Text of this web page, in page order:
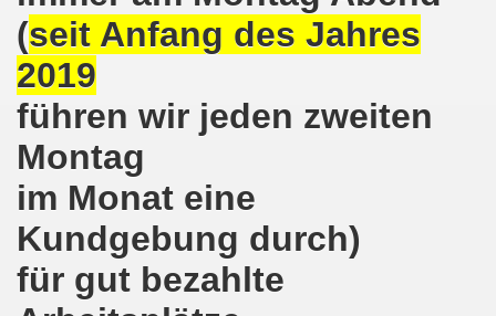
(seit Anfang des Jahres
2019
führen wir jeden zweiten
Montag
im Monat eine
Kundgebung durch)
für gut bezahlte
den 08.11.2021 Tag des Widerstands für die
Armut und auch gegen Arbeitsplatzvernichtung stand
die Abwälzung der Krisenlasten auf unserem
in Gelsenkirchenen-Buer am 11.10.2021
Gelsenkirchener Montagsdemo-Bewegung am
auch wieder für die Landesliste der
am 13.09.2021 im direkten Gespräch -